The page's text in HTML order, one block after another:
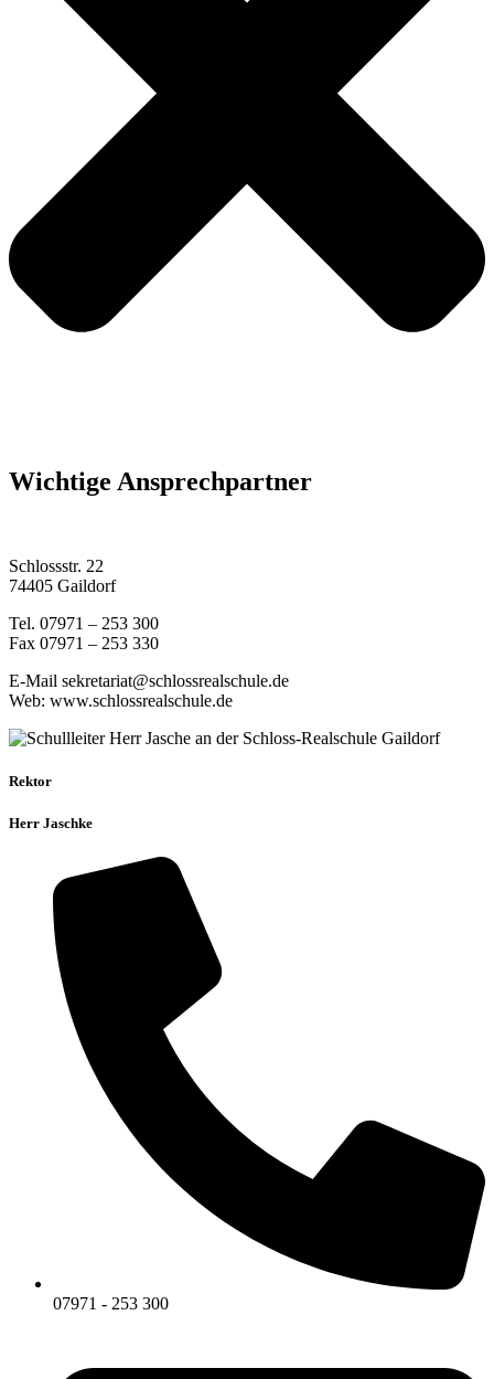
Wichtige Ansprechpartner
Schlossstr. 22
74405 Gaildorf
Tel. 07971 – 253 300
Fax 07971 – 253 330
E-Mail sekretariat@schlossrealschule.de
Web: www.schlossrealschule.de
Rektor
Herr Jaschke
07971 - 253 300